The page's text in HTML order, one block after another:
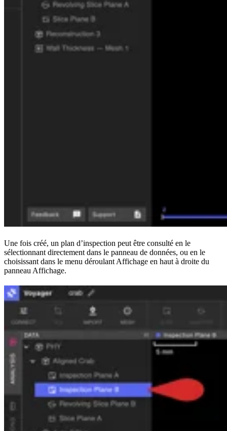
Une fois créé, un plan d’inspection peut être consulté en le
sélectionnant directement dans le panneau de données, ou en le
choisissant dans le menu déroulant Affichage en haut à droite du
panneau Affichage.